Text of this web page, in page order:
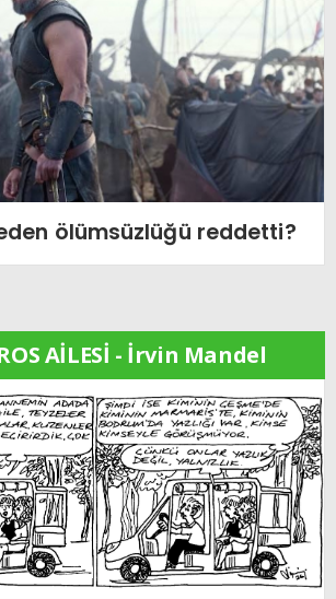
ölümsüzlüğü reddetti?
AİLESİ - İrvin Mandel